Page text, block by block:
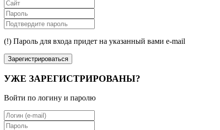
(!) Пароль для входа придет на указанный вами e-mail
Зарегистрироваться
УЖЕ ЗАРЕГИСТРИРОВАНЫ?
Войти по логину и паролю